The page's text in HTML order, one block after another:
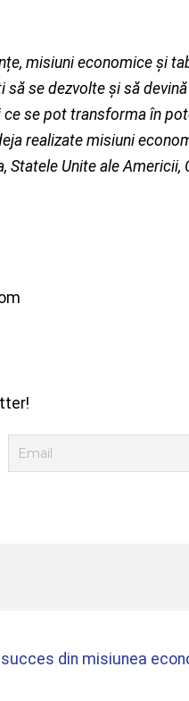
misiuni economice și
se dezvolte și să
se pot transforma în
realizate misiuni
Statele Unite ale
din misiunea